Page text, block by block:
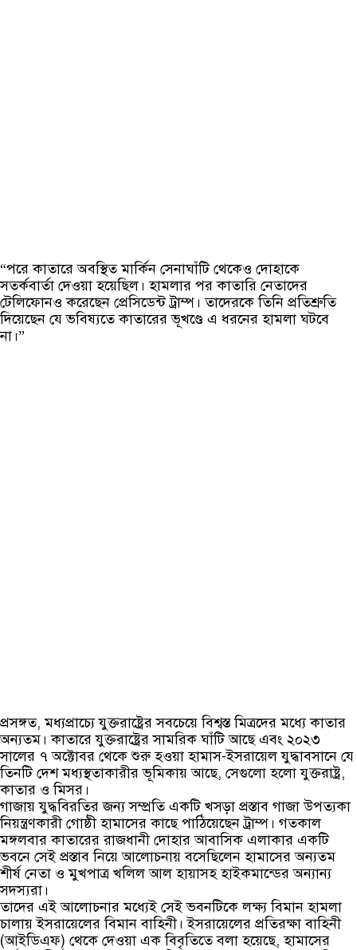
“পরে কাতারে অবস্থিত মার্কিন সেনাঘাঁটি থেকেও দোহাকে
সতর্কবার্তা দেওয়া হয়েছিল। হামলার পর কাতারি নেতাদের
টেলিফোনও করেছেন প্রেসিডেন্ট ট্রাম্প। তাদেরকে তিনি প্রতিশ্রুতি
দিয়েছেন যে ভবিষ্যতে কাতারের ভূখণ্ডে এ ধরনের হামলা ঘটবে
না।”
প্রসঙ্গত, মধ্যপ্রাচ্যে যুক্তরাষ্ট্রের সবচেয়ে বিশ্বস্ত মিত্রদের মধ্যে কাতার
অন্যতম। কাতারে যুক্তরাষ্ট্রের সামরিক ঘাঁটি আছে এবং ২০২৩
সালের ৭ অক্টোবর থেকে শুরু হওয়া হামাস-ইসরায়েল যুদ্ধাবসানে যে
তিনটি দেশ মধ্যস্থতাকারীর ভূমিকায় আছে, সেগুলো হলো যুক্তরাষ্ট্র,
কাতার ও মিসর।
গাজায় যুদ্ধবিরতির জন্য সম্প্রতি একটি খসড়া প্রস্তাব গাজা উপত্যকা
নিয়ন্ত্রণকারী গোষ্ঠী হামাসের কাছে পাঠিয়েছেন ট্রাম্প। গতকাল
মঙ্গলবার কাতারের রাজধানী দোহার আবাসিক এলাকার একটি
ভবনে সেই প্রস্তাব নিয়ে আলোচনায় বসেছিলেন হামাসের অন্যতম
শীর্ষ নেতা ও মুখপাত্র খলিল আল হায়াসহ হাইকমান্ডের অন্যান্য
সদস্যরা।
তাদের এই আলোচনার মধ্যেই সেই ভবনটিকে লক্ষ্য বিমান হামলা
চালায় ইসরায়েলের বিমান বাহিনী। ইসরায়েলের প্রতিরক্ষা বাহিনী
(আইডিএফ) থেকে দেওয়া এক বিবৃতিতে বলা হয়েছে, হামাসের